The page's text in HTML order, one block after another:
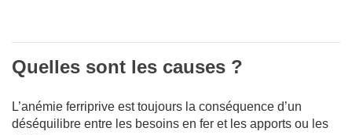
Quelles sont les causes ?
L’anémie ferriprive est toujours la conséquence d’un
déséquilibre entre les besoins en fer et les apports ou les